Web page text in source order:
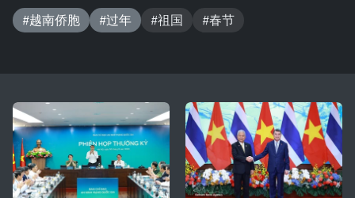
#越南侨胞 #过年 #祖国 #春节